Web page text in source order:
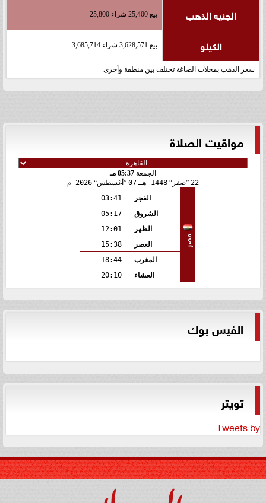
الجنيه الذهب بيع 25,400 شراء 25,800
الكيلو بيع 3,628,571 شراء 3,685,714
سعر الذهب بمحلات الصاغة تختلف بين منطقة وأخرى
مواقيت الصلاة
الجمعة 05:37 مـ
22
صفر 1448 هـ 07 أغسطس 2026 م
مصر
الفجر
03:41
الشروق
05:17
الظهر
12:01
العصر
15:38
المغرب
18:44
العشاء
20:10
الفيس بوك
تويتر
Tweets by